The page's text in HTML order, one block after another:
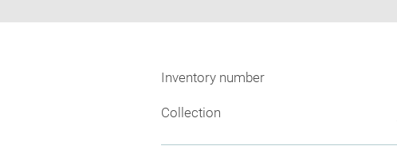
Inventory number
Collection